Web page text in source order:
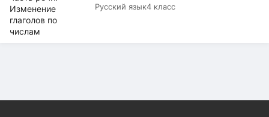
Русский язык4 класс